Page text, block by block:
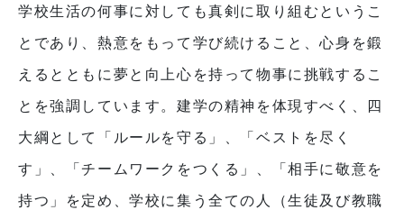
学校生活の何事に対しても真剣に取り組むというこ
とであり、熱意をもって学び続けること、心身を鍛
えるとともに夢と向上心を持って物事に挑戦するこ
とを強調しています。建学の精神を体現すべく、四
大綱として「ルールを守る」、「ベストを尽く
す」、「チームワークをつくる」、「相手に敬意を
持つ」を定め、学校に集う全ての人（生徒及び教職